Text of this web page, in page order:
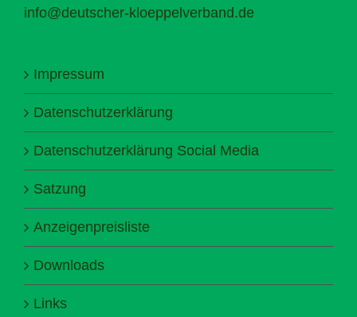
info@deutscher-kloeppelverband.de
Impressum
Datenschutzerklärung
Datenschutzerklärung Social Media
Satzung
Anzeigenpreisliste
Downloads
Links